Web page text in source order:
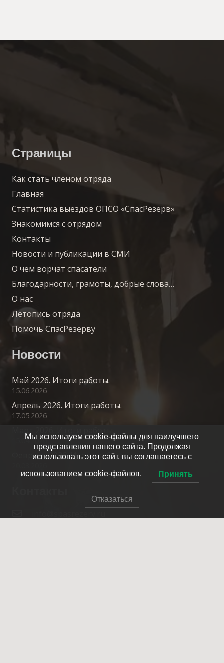
Страницы
Как стать членом отряда
Главная
Статистика выездов ОПСО «СпасРезерв»
Знакомимся с отрядом
Контакты
Новости и публикации в СМИ
О чем ворчат спасатели
Благодарности, грамоты, добрые слова…
О нас
Летопись отряда
Помочь СпасРезерву
Новости
Май 2026. Итоги работы.
15.06.2026
Апрель 2026. Итоги работы.
17.05.2026
15.04.2026
Февраль 2026. Итоги работы.
Мы используем cookie-файлы для наилучшего
представления нашего сайта. Продолжая
использовать этот сайт, вы соглашаетесь с
использованием cookie-файлов. Принять
Отказаться